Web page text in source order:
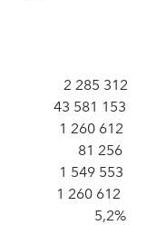
2 285 312
43 581 153
1 260 612
81 256
1 549 553
1 260 612
5,2%